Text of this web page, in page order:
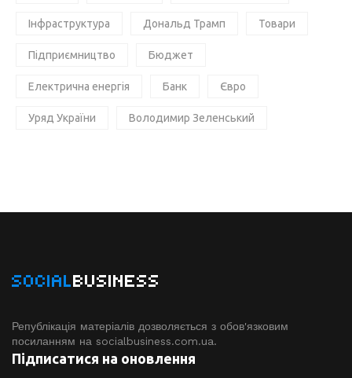
Інфраструктура Дональд Трамп Товари
Підприємництво Бюджет
Електрична енергія Банк Євро
Уряд України Володимир Зеленський
SOCIALBUSINESS
Републікація матеріалів дозволяється з обов'язковим
посиланням на socialbusiness.com.ua.
Підписатися на оновлення